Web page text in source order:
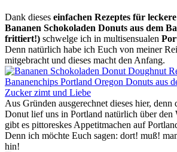
Dank dieses einfachen Rezeptes für
Bananen Schokoladen Donuts aus dem
frittiert!) schwelge ich in multisensualen
Denn natürlich habe ich Euch von meiner
mitgebracht und dieses macht den Anfang.
Aus Gründen ausgerechnet dieses hier, denn
Donut lief uns in Portland natürlich über
gibt es pittoreskes Appetitmachen auf
Denn ich möchte Euch sagen: dort! muß!
hin!